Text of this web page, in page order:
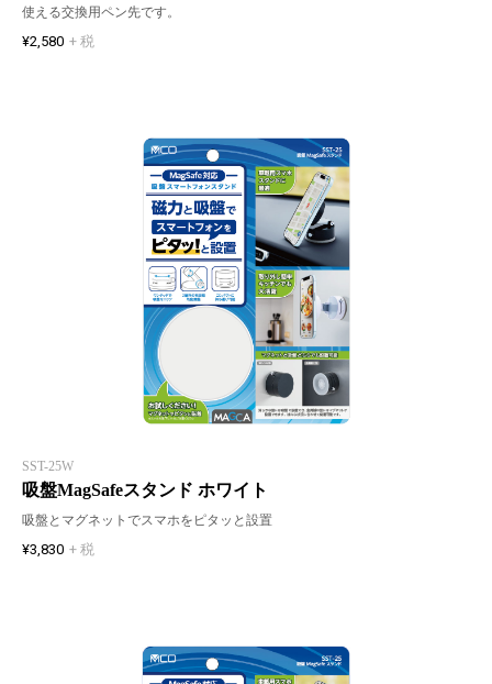
使える交換用ペン先です。
¥2,580 + 税
SST-25W
吸盤MagSafeスタンド ホワイト
吸盤とマグネットでスマホをピタッと設置
¥3,830 + 税